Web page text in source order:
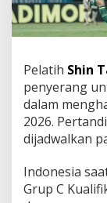
Pelatih Shin
penyerang
dalam
2026.
dijadwalkan
Indonesia
Grup C